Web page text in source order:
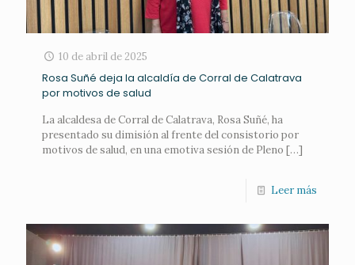
10 de abril de 2025
Rosa Suñé deja la alcaldía de Corral de Calatrava
por motivos de salud
La alcaldesa de Corral de Calatrava, Rosa Suñé, ha
presentado su dimisión al frente del consistorio por
motivos de salud, en una emotiva sesión de Pleno […]
Leer más